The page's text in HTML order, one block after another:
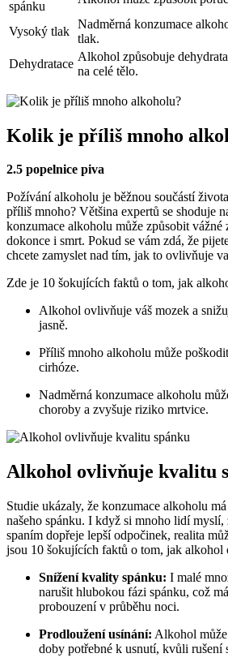
spánku
Vysoký tlak
Nadměrná konzumace
tlak.
Dehydratace
Alkohol způsobuje
na celé tělo.
Kolik je příliš mnoho
2.5 popelnice piva
Požívání alkoholu je běžnou součástí
příliš mnoho? Většina expertů se shoduje
konzumace alkoholu může způsobit
dokonce i smrt. Pokud se vám zdá, že
chcete zamyslet nad tím, jak to ovlivňuje
Zde je 10 šokujících faktů o tom, jak
Alkohol ovlivňuje váš mozek a
jasně.
Příliš mnoho alkoholu může
cirhóze.
Nadměrná konzumace alkoholu
choroby a zvyšuje riziko mrtvice.
Alkohol ovlivňuje kvalitu
Studie ukázaly, že konzumace alkoholu
našeho spánku. I když si mnoho lidí myslí,
spaním dopřeje lepší odpočinek, realita
jsou 10 šokujících faktů o tom, jak alkohol
Snížení kvality spánku: I malé
narušit hlubokou fázi spánku, což
probouzení v průběhu noci.
Prodloužení usínání: Alkohol
doby potřebné k usnutí, kvůli rušení